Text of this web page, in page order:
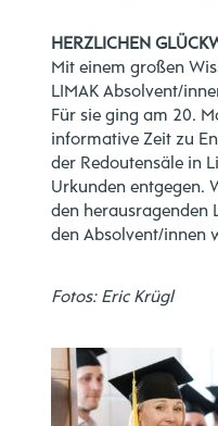
HERZLICHEN
Mit einem großen
LIMAK Absolvent/
Für sie ging am 20.
informative Zeit zu
der Redoutensäle in
Urkunden entgegen.
den herausragenden
den Absolvent/innen
Fotos: Eric Krügl